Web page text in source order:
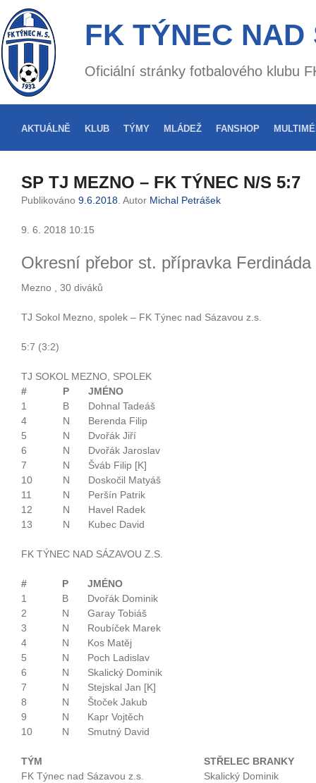
FK TÝNEC NAD
Oficiální stránky fotbalového klubu
AKTUÁLNĚ KLUB TÝMY MLÁDEŽ FANSHOP
SP TJ MEZNO – FK TÝNEC N/S 5:7
Publikováno 9.6.2018 . Autor Michal Petrášek
9. 6. 2018 10:15
Okresní přebor st. přípravka Ferdináda
Mezno , 30 diváků
TJ Sokol Mezno, spolek – FK Týnec nad Sázavou z.s.
5:7 (3:2)
TJ SOKOL MEZNO, SPOLEK
#
P
JMÉNO
1
B
Dohnal Tadeáš
4
N
Berenda Filip
5
N
Dvořák Jiří
6
N
Dvořák Jaroslav
7
N
Šváb Filip [K]
10
N
Doskočil Matyáš
11
N
Peršín Patrik
12
N
Havel Radek
13
N Kubec David
FK TÝNEC NAD SÁZAVOU Z.S.
# P
JMÉNO
1
B
Dvořák Dominik
2
N
Garay Tobiáš
3
N
Roubíček Marek
4
N
Kos Matěj
5
N
Poch Ladislav
6
N
Skalický Dominik
7
N
Stejskal Jan [K]
8
N
Štoček Jakub
9
N
Kapr Vojtěch
10
N Smutný David
TÝM
STŘELEC BRANKY
FK Týnec nad Sázavou z.s.
Skalický Dominik